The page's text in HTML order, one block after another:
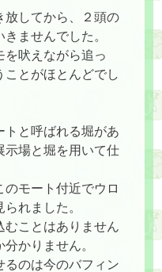
放してから、２頭の
ませんでした。
を吠えながら追っ
ことがほとんどでし
トと呼ばれる堀があ
示場と堀を用いて仕
モート付近でウロ
れました。
むことはありません
かりません。
るのは今のバフィン